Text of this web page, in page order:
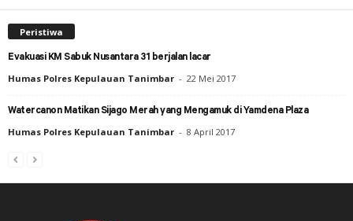
Peristiwa
Evakuasi KM Sabuk Nusantara 31 berjalan lacar
Humas Polres Kepulauan Tanimbar - 22 Mei 2017
Watercanon Matikan Sijago Merah yang Mengamuk di Yamdena Plaza
Humas Polres Kepulauan Tanimbar - 8 April 2017